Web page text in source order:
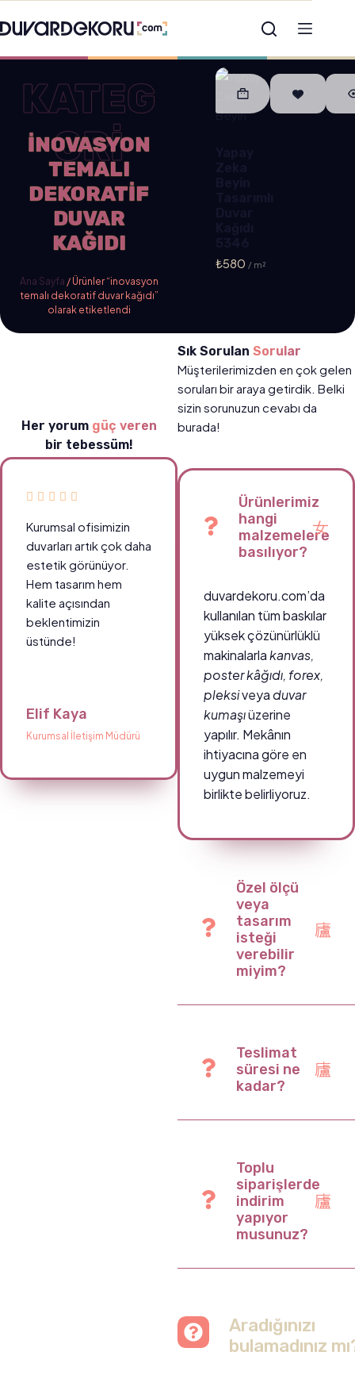
KATEG
ORİ
INOVASYON
TEMALI
DEKORATIF
DUVAR
KAĞIDI
Ana Sayfa / Ürünler “inovasyon
temalı dekoratif duvar kağıdı”
olarak etiketlendi
₺580
Her yorum güç veren
bir tebessüm!
Kurumsal ofisimizin
duvarları artık çok daha
estetik görünüyor.
Hem tasarım hem
kalite açısından
beklentimizin
üstünde!
Elif Kaya
Kurumsal İletişim Müdürü
Sık Sorulan Sorular
Müşterilerimizden en çok gelen
soruları bir araya getirdik. Belki
sizin sorunuzun cevabı da
burada!
Ürünlerimiz
hangi
malzemelere
basılıyor?
duvardekoru.com’da
kullanılan tüm baskılar
yüksek çözünürlüklü
makinalarlakanvas,
poster kâğıdı, forex,
pleksiveya duvar
kumaşıüzerine
yapılır. Mekânın
ihtiyacına göre en
uygun malzemeyi
birlikte belirliyoruz.
Özel ölçü
veya
tasarım
isteği
verebilir
miyim?
Teslimat
süresi ne
kadar?
Toplu
siparişlerde
indirim
yapıyor
musunuz?
Aradığınızı
bulamadınız